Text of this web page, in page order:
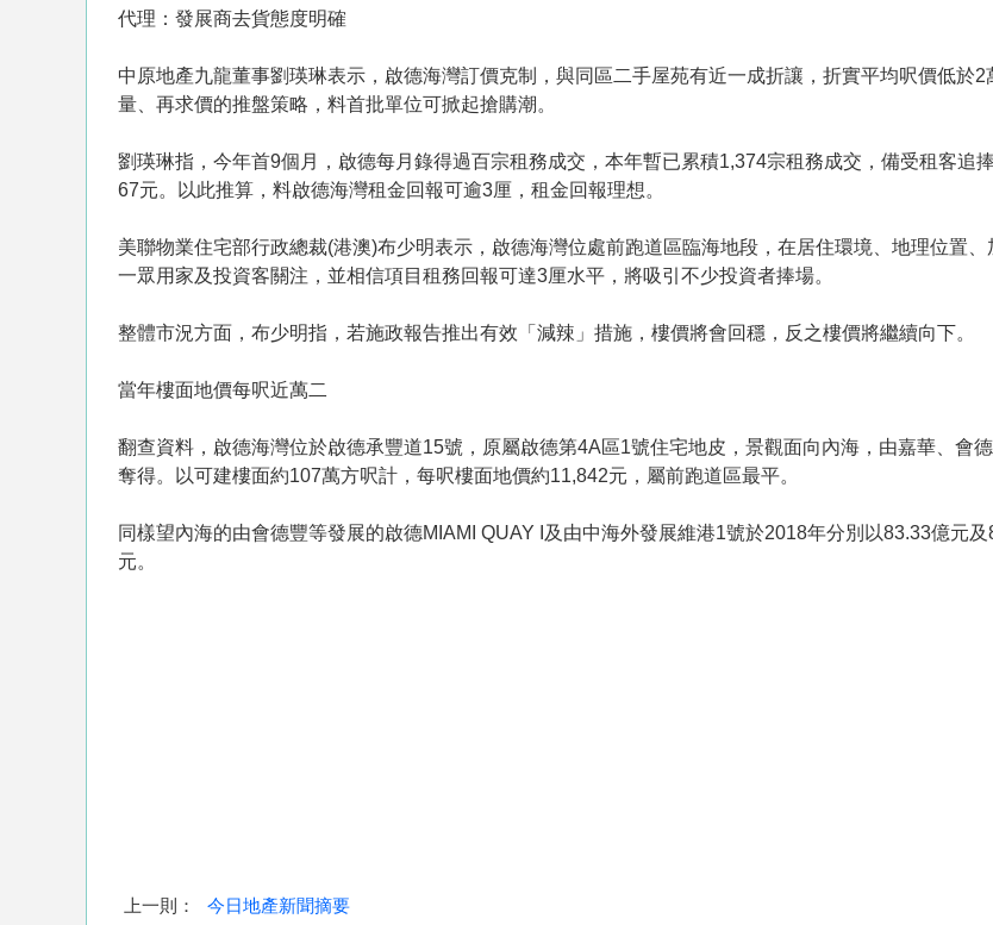
代理：發展商去貨態度明確
中原地產九龍董事劉瑛琳表示，啟德海灣訂價克制，與同區二手屋苑有近一成折讓，折實平均呎價低於
量、再求價的推盤策略，料首批單位可掀起搶購潮。
劉瑛琳指，今年首9個月，啟德每月錄得過百宗租務成交，本年暫已累積1,374宗租務成交，備受租客追
67元。以此推算，料啟德海灣租金回報可逾3厘，租金回報理想。
美聯物業住宅部行政總裁(港澳)布少明表示，啟德海灣位處前跑道區臨海地段，在居住環境、地理位置
一眾用家及投資客關注，並相信項目租務回報可達3厘水平，將吸引不少投資者捧場。
整體市況方面，布少明指，若施政報告推出有效「減辣」措施，樓價將會回穩，反之樓價將繼續向下。
當年樓面地價每呎近萬二
翻查資料，啟德海灣位於啟德承豐道15號，原屬啟德第4A區1號住宅地皮，景觀面向內海，由嘉華、會
奪得。以可建樓面約107萬方呎計，每呎樓面地價約11,842元，屬前跑道區最平。
同樣望內海的由會德豐等發展的啟德MIAMI QUAY I及由中海外發展維港1號於2018年分別以83.33億元
元。
上一則： 今日地產新聞摘要